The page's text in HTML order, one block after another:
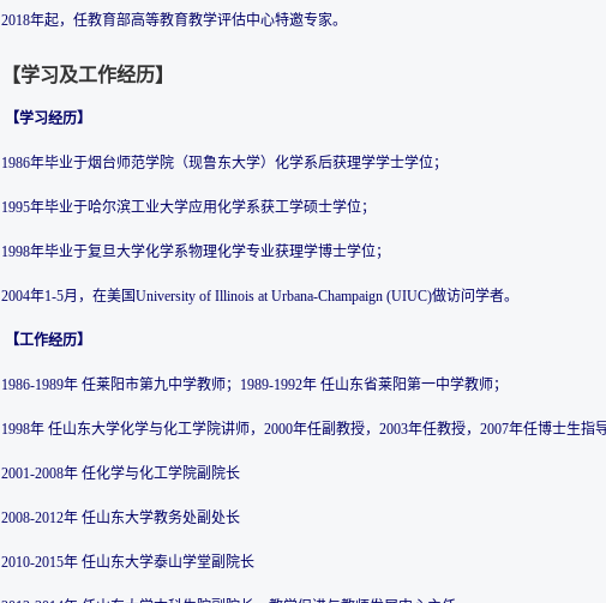
2018年起，任教育部高等教育教学评估中心特邀专家。
【学习及工作经历】
【学习经历】
1986年毕业于烟台师范学院（现鲁东大学）化学系后获理学学士学位；
1995年毕业于哈尔滨工业大学应用化学系获工学硕士学位；
1998年毕业于复旦大学化学系物理化学专业获理学博士学位；
2004年1-5月，在美国University of Illinois at Urbana-Champaign (UIUC)做访问学者。
【工作经历】
1986-1989年 任莱阳市第九中学教师；1989-1992年 任山东省莱阳第一中学教师；
1998年 任山东大学化学与化工学院讲师，2000年任副教授，2003年任教授，2007年任博士生指
2001-2008年 任化学与化工学院副院长
2008-2012年 任山东大学教务处副处长
2010-2015年 任山东大学泰山学堂副院长